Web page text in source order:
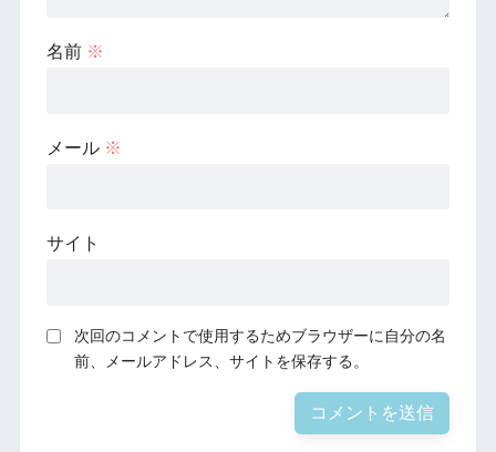
名前 ※
メール ※
サイト
次回のコメントで使用するためブラウザーに自分の名
前、メールアドレス、サイトを保存する。